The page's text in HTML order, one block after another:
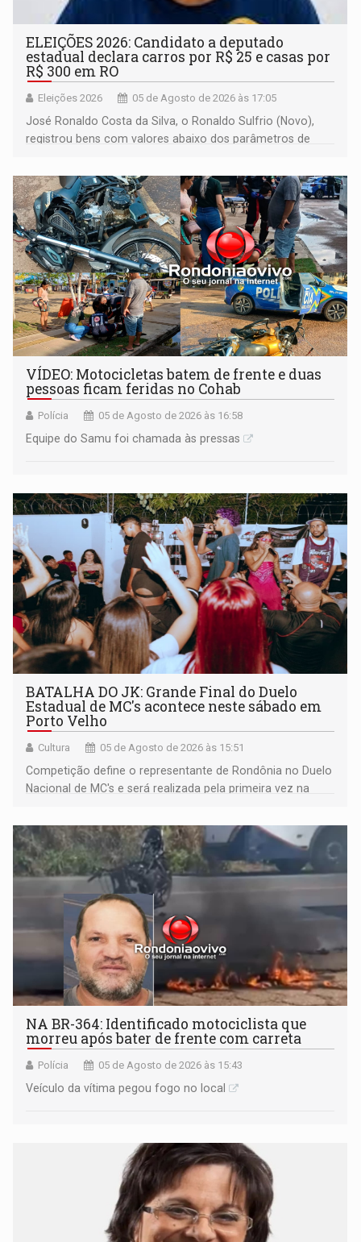
ELEIÇÕES 2026: Candidato a deputado
estadual declara carros por R$ 25 e casas por
R$ 300 em RO
Eleições 2026 05 de Agosto de 2026 às 17:05
José Ronaldo Costa da Silva, o Ronaldo Sulfrio (Novo),
registrou bens com valores abaixo dos parâmetros de
milhões
VÍDEO: Motocicletas batem de frente e duas
pessoas ficam feridas no Cohab
Polícia 05 de Agosto de 2026 às 16:58
Equipe do Samu foi chamada às pressas
BATALHA DO JK: Grande Final do Duelo
Estadual de MC's acontece neste sábado em
Porto Velho
Cultura 05 de Agosto de 2026 às 15:51
Competição define o representante de Rondônia no Duelo
Nacional de MC's e será realizada pela primeira vez na
NA BR-364: Identificado motociclista que
morreu após bater de frente com carreta
Polícia 05 de Agosto de 2026 às 15:43
Veículo da vítima pegou fogo no local